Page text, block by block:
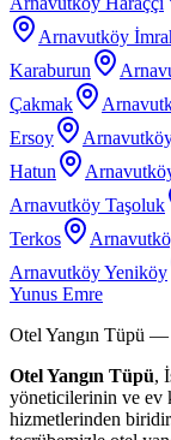
Arnavutköy
Karaburun
Çakmak
Ersoy
Hatun
Arnavutköy Taşoluk
Terkos
Arnavutköy Yeniköy
Yunus Emre
Otel Yangın Tüpü —
Otel Yangın Tüpü,
yöneticilerinin ve ev
hizmetlerinden